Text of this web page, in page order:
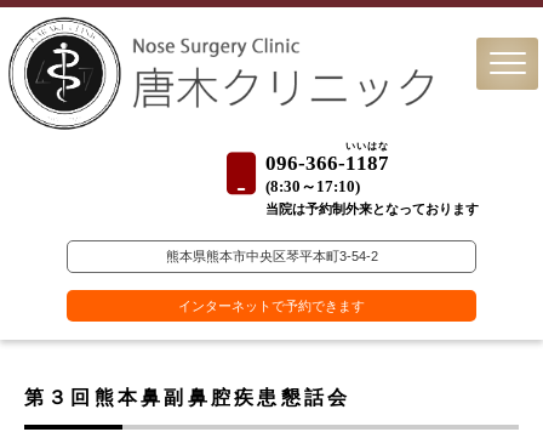
096-366-1187
いいはな
(8:30～17:10)
当院は予約制外来となっております
熊本県熊本市中央区琴平本町3-54-2
インターネットで予約できます
第３回熊本鼻副鼻腔疾患懇話会